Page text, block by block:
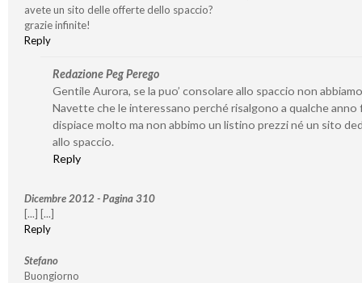
avete un sito delle offerte dello spaccio?
grazie infinite!
Reply
Redazione Peg Perego
Gentile Aurora, se la puo’ consolare allo spaccio non
Navette che le interessano perché risalgono a qualche anno
dispiace molto ma non abbimo un listino prezzi né un sito
allo spaccio.
Reply
Dicembre 2012 - Pagina 310
[...] [...]
Reply
Stefano
Buongiorno